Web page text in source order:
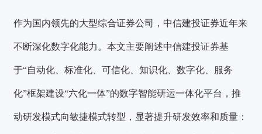
作为国内领先的大型综合证券公司，中信建投证券近年来
不断深化数字化能力。本文主要阐述中信建投证券基
于“自动化、标准化、可信化、知识化、数字化、服务
化”框架建设“六化一体”的数字智能研运一体化平台，推
动研发模式向敏捷模式转型，显著提升研发效率和质量：